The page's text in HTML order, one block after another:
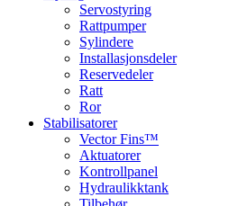
Servostyring
Rattpumper
Sylindere
Installasjonsdeler
Reservedeler
Ratt
Ror
Stabilisatorer
Vector Fins™
Aktuatorer
Kontrollpanel
Hydraulikktank